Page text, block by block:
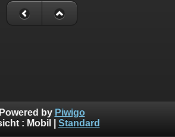
Powered by Piwigo
: Mobil Standard